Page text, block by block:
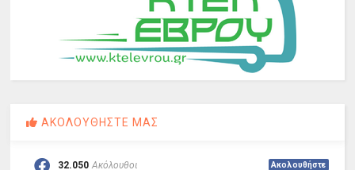
ΑΚΟΛΟΥΘΗΣΤΕ ΜΑΣ
32.050 Ακόλουθοι Ακολουθήστε